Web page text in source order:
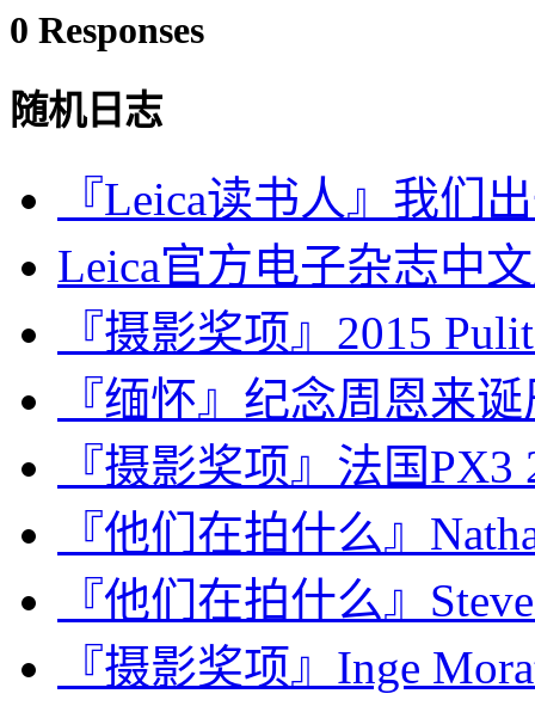
0 Responses
随机日志
『Leica读书人』我们
Leica官方电子杂志中
『摄影奖项』2015
『缅怀』纪念周恩来
『摄影奖项』法国
『他们在拍什么』
『他们在拍什么』
『摄影奖项』Inge